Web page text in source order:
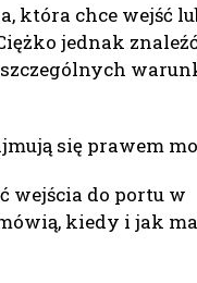
która chce wejść
jednak
się prawem
wejścia do portu w
kiedy i jak